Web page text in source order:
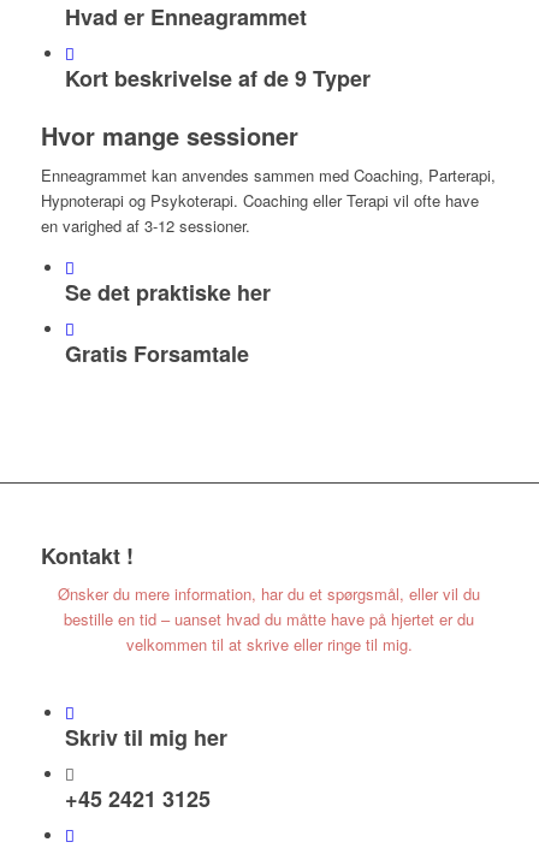
Hvad er Enneagrammet
Kort beskrivelse af de 9 Typer
Hvor mange sessioner
Enneagrammet kan anvendes sammen med Coaching, Parterapi,
Hypnoterapi og Psykoterapi. Coaching eller Terapi vil ofte have
en varighed af 3-12 sessioner.
Se det praktiske her
Gratis Forsamtale
Kontakt !
Ønsker du mere information, har du et spørgsmål, eller vil du
bestille en tid – uanset hvad du måtte have på hjertet er du
velkommen til at skrive eller ringe til mig.
Skriv til mig her
+45 2421 3125